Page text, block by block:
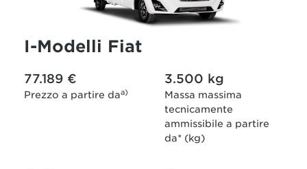
I-Modelli Fiat
77.189 €
Prezzo a partire daa)
3.500 kg
Massa massima
tecnicamente
ammissibile a partire
da* (kg)